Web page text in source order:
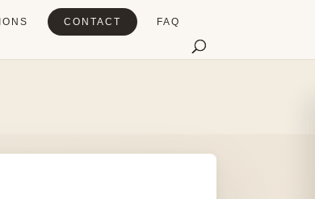
CONTACT FAQ